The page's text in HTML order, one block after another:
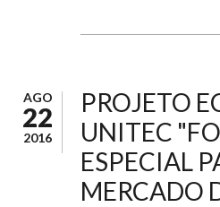
AGO
22
2016
PROJETO
UNITEC
ESPECIAL
MERCADO